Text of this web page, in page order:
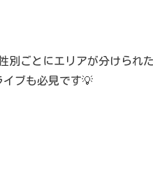
別ごとにエリアが分けら
ブも必見です💡